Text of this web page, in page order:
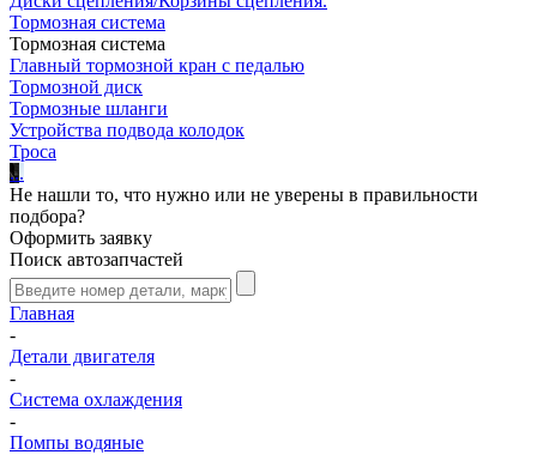
Тормозная система
Тормозная система
Главный тормозной кран с педалью
Тормозной диск
Тормозные шланги
Устройства подвода колодок
Троса
...
Не нашли то, что нужно или не уверены в правильности
подбора?
Оформить заявку
Поиск автозапчастей
Главная
-
Детали двигателя
-
Система охлаждения
-
Помпы водяные